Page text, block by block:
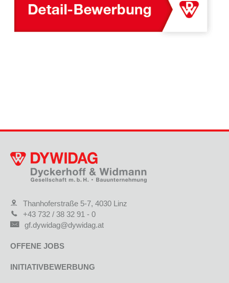
Thanhoferstraße 5-7, 4030 Linz
+43 732 / 38 32 91 - 0
gf.dywidag@dywidag.at
OFFENE JOBS
INITIATIVBEWERBUNG